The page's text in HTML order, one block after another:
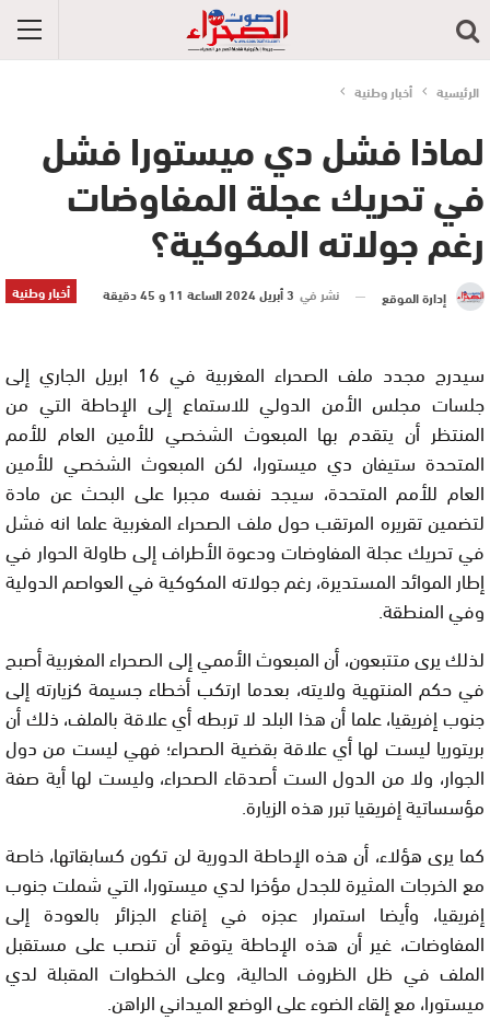
الرئيسية أخبار وطنية
لماذا فشل دي ميستورا فشل
في تحريك عجلة المفاوضات
رغم جولاته المكوكية؟
أخبار وطنية إدارة الموقع نشر في 3 أبريل 2024 الساعة 11 و 45 دقيقة
سيدرج مجدد ملف الصحراء المغربية في 16 ابريل الجاري إلى
جلسات مجلس الأمن الدولي للاستماع إلى الإحاطة التي من
المنتظر أن يتقدم بها المبعوث الشخصي للأمين العام للأمم
المتحدة ستيفان دي ميستورا، لكن المبعوث الشخصي للأمين
العام للأمم المتحدة، سيجد نفسه مجبرا على البحث عن مادة
لتضمين تقريره المرتقب حول ملف الصحراء المغربية علما انه فشل
في تحريك عجلة المفاوضات ودعوة الأطراف إلى طاولة الحوار في
إطار الموائد المستديرة، رغم جولاته المكوكية في العواصم الدولية
وفي المنطقة.
لذلك يرى متتبعون، أن المبعوث الأممي إلى الصحراء المغربية أصبح
في حكم المنتهية ولايته، بعدما ارتكب أخطاء جسيمة كزيارته إلى
جنوب إفريقيا، علما أن هذا البلد لا تربطه أي علاقة بالملف، ذلك أن
بريتوريا ليست لها أي علاقة بقضية الصحراء؛ فهي ليست من دول
الجوار، ولا من الدول الست أصدقاء الصحراء، وليست لها أية صفة
مؤسساتية إفريقيا تبرر هذه الزيارة.
كما يرى هؤلاء، أن هذه الإحاطة الدورية لن تكون كسابقاتها، خاصة
مع الخرجات المثيرة للجدل مؤخرا لدي ميستورا، التي شملت جنوب
إفريقيا، وأيضا استمرار عجزه في إقناع الجزائر بالعودة إلى
المفاوضات، غير أن هذه الإحاطة يتوقع أن تنصب على مستقبل
الملف في ظل الظروف الحالية، وعلى الخطوات المقبلة لدي
ميستورا، مع إلقاء الضوء على الوضع الميداني الراهن.